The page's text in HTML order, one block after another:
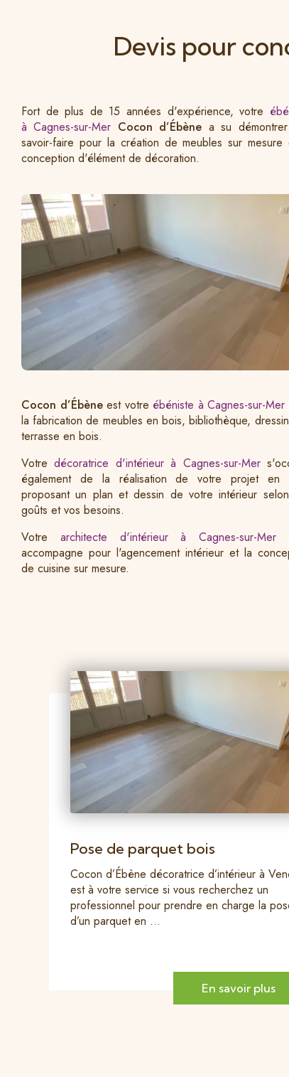
Devis pour
Fort de plus de 15 années d'expérience, votre
à Cagnes-sur-Mer Cocon d’Ébène a su
savoir-faire pour la création de meubles sur mesure
conception d'élément de décoration.
Cocon d’Ébèneest votre ébéniste à Cagnes-sur-Mer
la fabrication de meubles en bois, bibliothèque,
terrasse en bois.
Votredécoratrice d'intérieur à Cagnes-sur-Mer
également de la réalisation de votre projet en
proposant un plan et dessin de votre intérieur
goûts et vos besoins.
Votre architecte d'intérieur à Cagnes-sur-Mer
accompagne pour l'agencement intérieur et la
de cuisine sur mesure.
Pose de parquet bois
Cocon d’Ébène décoratrice d’intérieur à
est à votre service si vous recherchez un
professionnel pour prendre en charge la
d’un parquet en ...
En savoir plus